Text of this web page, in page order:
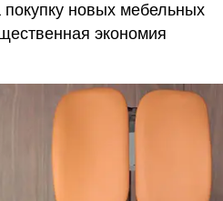
покупку новых мебельных
экономия